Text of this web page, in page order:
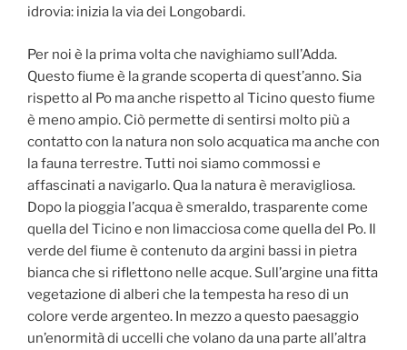
idrovia: inizia la via dei Longobardi.
Per noi è la prima volta che navighiamo sull’Adda.
Questo fiume è la grande scoperta di quest’anno. Sia
rispetto al Po ma anche rispetto al Ticino questo fiume
è meno ampio. Ciò permette di sentirsi molto più a
contatto con la natura non solo acquatica ma anche con
la fauna terrestre. Tutti noi siamo commossi e
affascinati a navigarlo. Qua la natura è meravigliosa.
Dopo la pioggia l’acqua è smeraldo, trasparente come
quella del Ticino e non limacciosa come quella del Po. Il
verde del fiume è contenuto da argini bassi in pietra
bianca che si riflettono nelle acque. Sull’argine una fitta
vegetazione di alberi che la tempesta ha reso di un
colore verde argenteo. In mezzo a questo paesaggio
un’enormità di uccelli che volano da una parte all’altra